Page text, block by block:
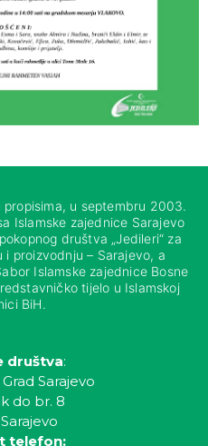
u septembru 2003.
Islamske zajednice Sarajevo
društva „Jedileri“ za
proizvodnju – Sarajevo, a
Islamske zajednice Bosne
tijelo u Islamskoj
BiH.
društva:
Sarajevo
do br. 8
telefon: